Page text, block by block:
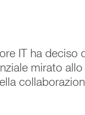
IT ha deciso
mirato